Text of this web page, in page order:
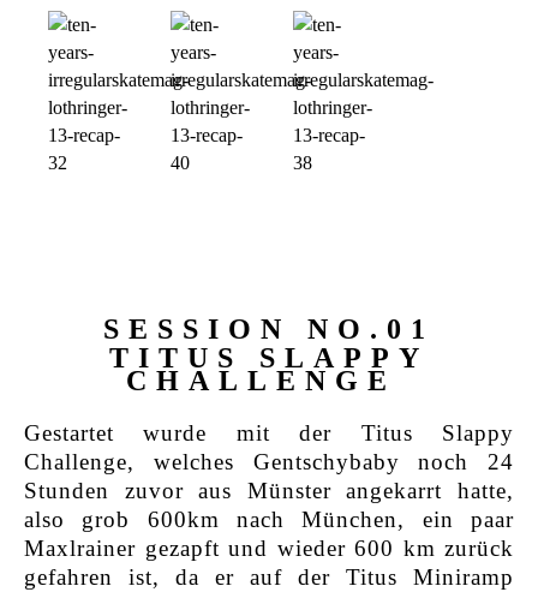
SESSION NO.01
TITUS SLAPPY
CHALLENGE
Gestartet wurde mit der Titus Slappy
Challenge, welches Gentschybaby noch 24
Stunden zuvor aus Münster angekarrt hatte,
also grob 600km nach München, ein paar
Maxlrainer gezapft und wieder 600 km zurück
gefahren ist, da er auf der Titus Miniramp